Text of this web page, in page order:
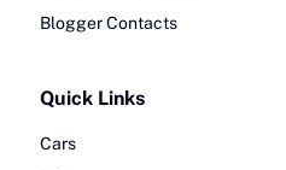
Blogger Contacts
Quick Links
Cars